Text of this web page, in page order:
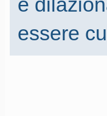
essere